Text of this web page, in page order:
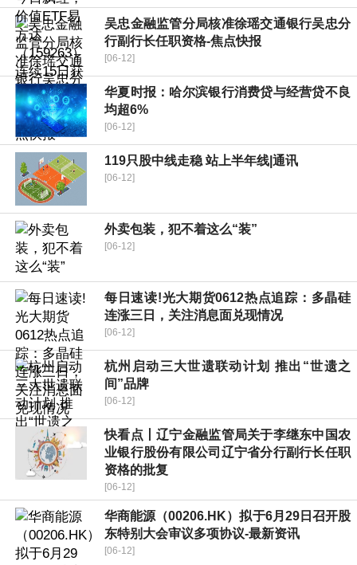
吴忠金融监管分局核准徐瑶交通银行吴忠分
行副行长任职资格-焦点快报
[06-12]
华夏时报：哈尔滨银行消费贷与经营贷不良
均超6%
[06-12]
119只股中线走稳 站上半年线|通讯
[06-12]
外卖包装，犯不着这么“装”
[06-12]
每日速读!光大期货0612热点追踪：多晶硅
连涨三日，关注消息面兑现情况
[06-12]
杭州启动三大世遗联动计划 推出“世遗之
间”品牌
[06-12]
快看点丨辽宁金融监管局关于李继东中国农
业银行股份有限公司辽宁省分行副行长任职
资格的批复
[06-12]
华商能源（00206.HK）拟于6月29日召开股
东特别大会审议多项协议-最新资讯
[06-12]